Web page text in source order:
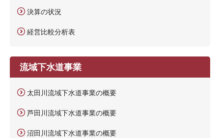
決算の状況
経営比較分析表
流域下水道事業
太田川流域下水道事業の概要
芦田川流域下水道事業の概要
沼田川流域下水道事業の概要